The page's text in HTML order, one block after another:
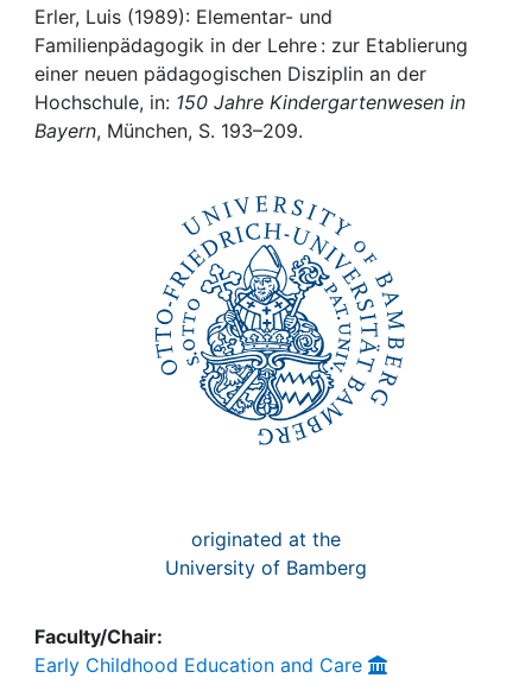
My FIS
Help
Erler, Luis (1989): Elementar- und
Familienpädagogik in der Lehre : zur Etablierung
einer neuen pädagogischen Disziplin an der
Hochschule, in: 150 Jahre Kindergartenwesen in
Bayern, München, S. 193–209.
originated at the
University of Bamberg
Faculty/Chair:
Early Childhood Education and Care